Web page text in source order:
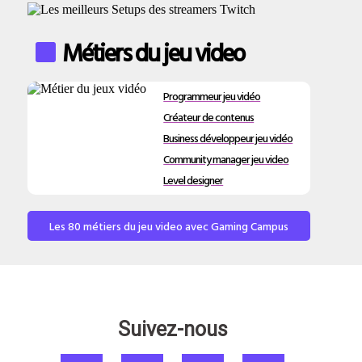
Métiers du jeu video
Programmeur jeu vidéo
Créateur de contenus
Business développeur jeu vidéo
Community manager jeu video
Level designer
Les 80 métiers du jeu video avec Gaming Campus
Suivez-nous